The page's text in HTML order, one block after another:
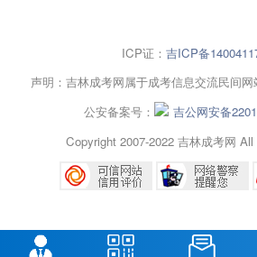
ICP证： 吉ICP备
声明：吉林成考网属于成考信息交流民间
公安备案号：
吉公网安备
Copyright 2007-2022 吉林成考网